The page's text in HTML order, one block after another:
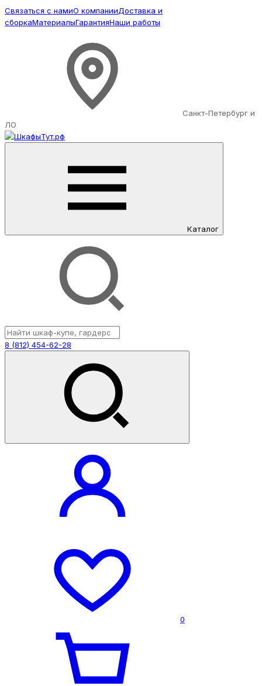
Связаться с намиО компанииДоставка и
сборкаМатериалыГарантияНаши работы
Санкт-Петербург и
ЛО
Каталог
8 (812) 454-62-28
0